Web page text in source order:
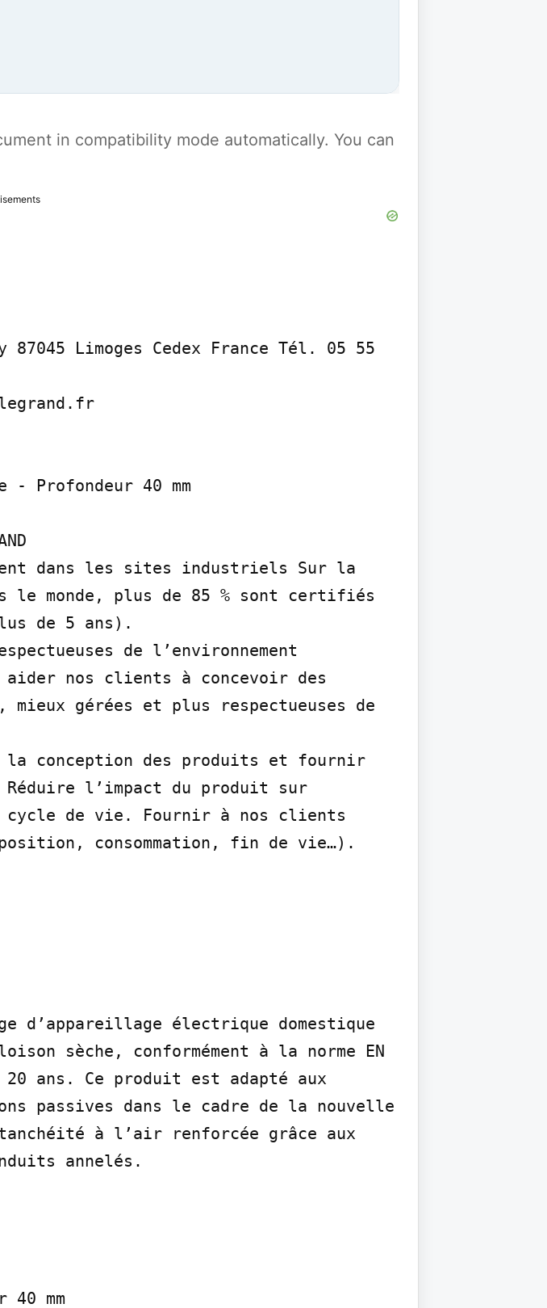
in compatibility mode automatically. You can
Limoges Cedex France Tél. 05 55
- Profondeur 40 mm
dans les sites industriels Sur la
le monde, plus de 85 % sont certifiés
de 5 ans).
de l’environnement
aider nos clients à concevoir des
mieux gérées et plus respectueuses de
la conception des produits et fournir
Réduire l’impact du produit sur
cycle de vie. Fournir à nos clients
consommation, fin de vie…).
d’appareillage électrique domestique
sèche, conformément à la norme EN
ans. Ce produit est adapté aux
passives dans le cadre de la nouvelle
à l’air renforcée grâce aux
annelés.
mm